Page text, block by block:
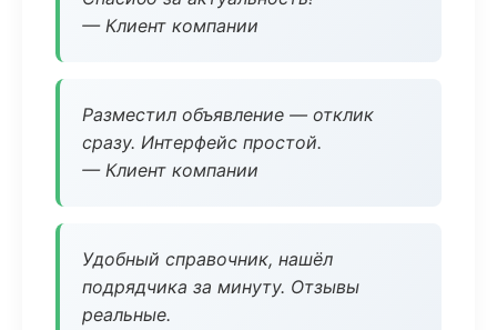
— Клиент компании
Разместил объявление — отклик
сразу. Интерфейс простой.
— Клиент компании
Удобный справочник, нашёл
подрядчика за минуту. Отзывы
реальные.